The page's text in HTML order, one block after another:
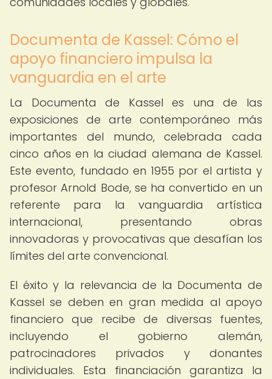
Documenta de Kassel: Cómo el
apoyo financiero impulsa la
vanguardia en el arte
La Documenta de Kassel es una de las
exposiciones de arte contemporáneo más
importantes del mundo, celebrada cada
cinco años en la ciudad alemana de Kassel.
Este evento, fundado en 1955 por el artista y
profesor Arnold Bode, se ha convertido en un
referente para la vanguardia artística
internacional, presentando obras
innovadoras y provocativas que desafían los
límites del arte convencional.
El éxito y la relevancia de la Documenta de
Kassel se deben en gran medida al apoyo
financiero que recibe de diversas fuentes,
incluyendo el gobierno alemán,
patrocinadores privados y donantes
individuales. Esta financiación garantiza la